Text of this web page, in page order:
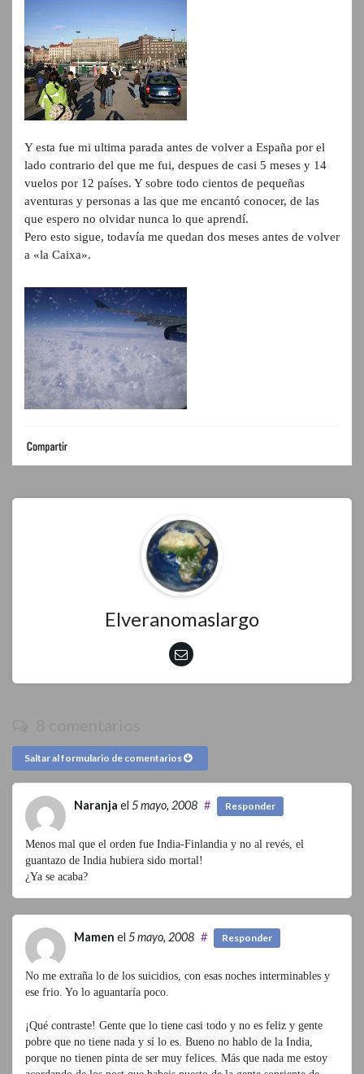
Y esta fue mi ultima parada antes de volver a España por el
lado contrario del que me fui, despues de casi 5 meses y 14
vuelos por 12 países. Y sobre todo cientos de pequeñas
aventuras y personas a las que me encantó conocer, de las
que espero no olvidar nunca lo que aprendí.
Pero esto sigue, todavía me quedan dos meses antes de volver
a «la Caixa».
Elveranomaslargo
Saltar al formulario de comentarios
Naranja el 5 mayo, 2008 # Responder
Menos mal que el orden fue India-Finlandia y no al revés, el
guantazo de India hubiera sido mortal!
¿Ya se acaba?
Mamen el 5 mayo, 2008 # Responder
No me extraña lo de los suicidios, con esas noches interminables y
ese frio. Yo lo aguantaría poco.
¡Qué contraste! Gente que lo tiene casi todo y no es feliz y gente
pobre que no tiene nada y sí lo es. Bueno no hablo de la India,
porque no tienen pinta de ser muy felices. Más que nada me estoy